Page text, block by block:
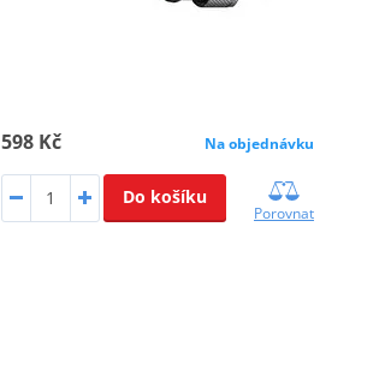
598 Kč Na objednávku
Do košíku
Porovnat